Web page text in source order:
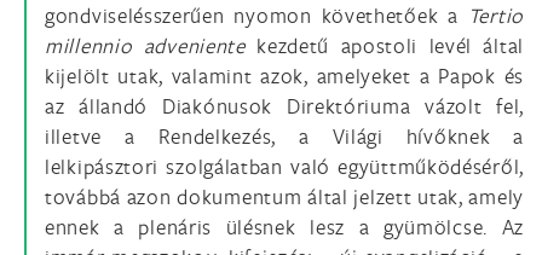
gondviselésszerűen nyomon követhetőek a Tertio
millennio adveniente kezdetű apostoli levél által
kijelölt utak, valamint azok, amelyeket a Papok és
az állandó Diakónusok Direktóriuma vázolt fel,
illetve a Rendelkezés, a Világi hívőknek a
lelkipásztori szolgálatban való együttműködéséről,
továbbá azon dokumentum által jelzett utak, amely
ennek a plenáris ülésnek lesz a gyümölcse. Az